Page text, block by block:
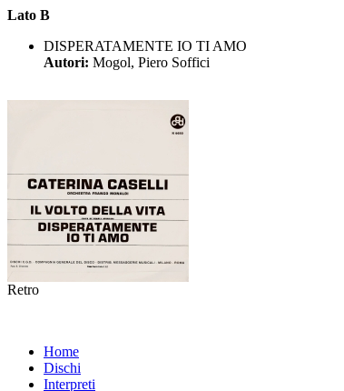
Lato B
DISPERATAMENTE IO TI AMO
Autori: Mogol, Piero Soffici
Retro
Home
Dischi
Interpreti